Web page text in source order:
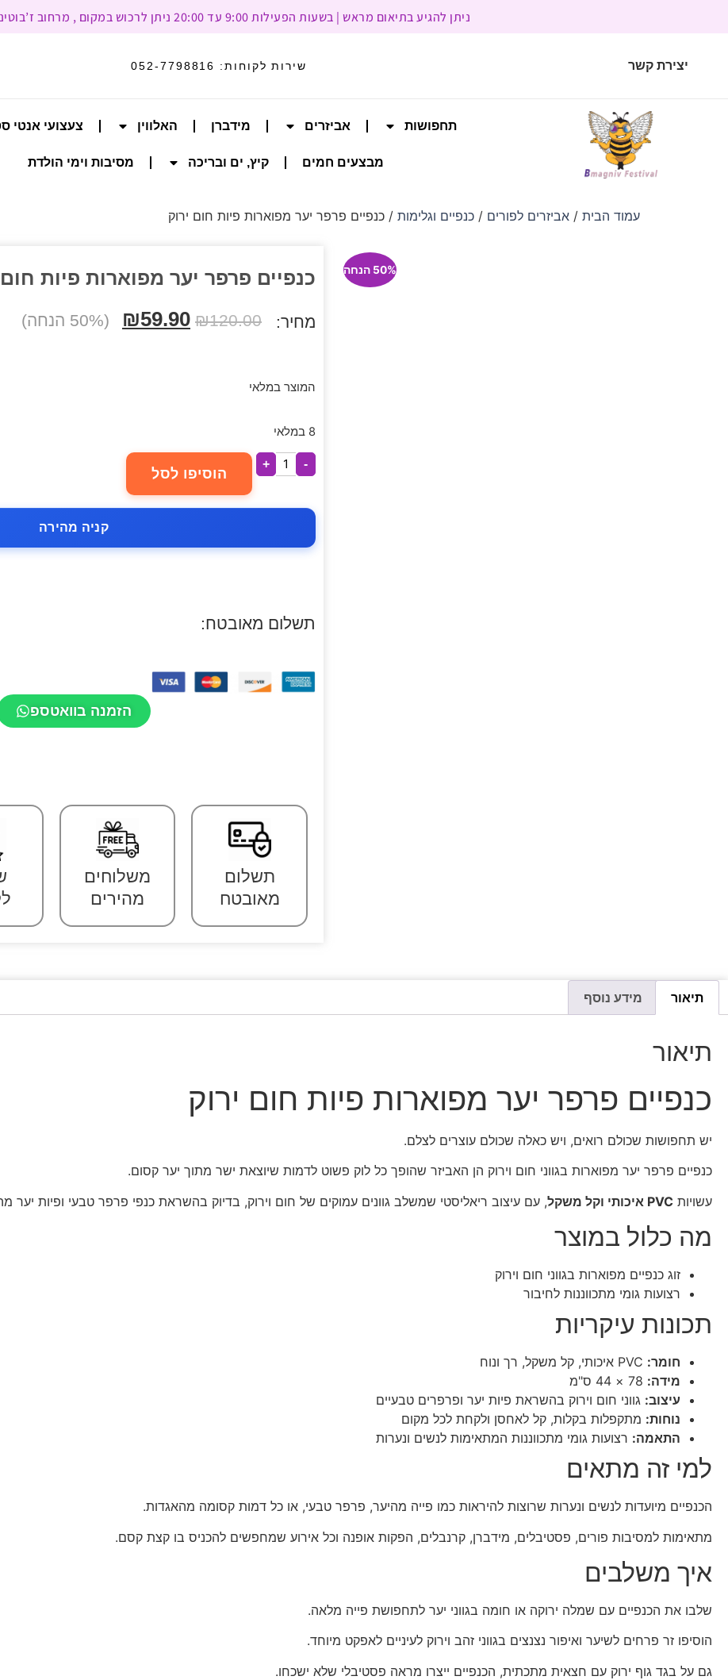
ניתן להגיע בתיאום מראש | בשעות הפעילות 9:00 עד 20:00 ניתן לרכוש במקום , מרחוב ז’בוטינסקי 93, רמת גן
יצירת קשר שירות לקוחות: 052-7798816
תחפושות אביזרים מידברן האלווין צעצועי אנטי
מבצעים חמים קיץ, ים ובריכה מסיבות וימי הולדת
עמוד הבית/ אביזרים לפורים / כנפיים וגלימות/ כנפיים פרפר יער מפוארות פיות חום ירוק
50% הנחה כנפיים פרפר יער מפוארות פיות חום
מחיר: ₪120.00
₪59.90 (50% הנחה)
המוצר במלאי
8 במלאי
-
+
הוסיפו לסל
קניה מהירה
תשלום מאובטח:
הזמנה בוואטספ
תשלום
מאובטח
משלוחים
מהירים
תיאור מידע נוסף
תיאור
כנפיים פרפר יער מפוארות פיות חום ירוק
יש תחפושות שכולם רואים, ויש כאלה שכולם עוצרים לצלם.
כנפיים פרפר יער מפוארות בגווני חום וירוק הן האביזר שהופך כל לוק פשוט לדמות שיוצאת ישר מתוך יער קסום.
עשויות PVC איכותי וקל משקל , עם עיצוב ריאליסטי שמשלב גוונים עמוקים של חום וירוק, בדיוק בהשראת כנפי פרפר טבעי ופיות יער
מה כלול במוצר
זוג כנפיים מפוארות בגווני חום וירוק
רצועות גומי מתכווננות לחיבור
תכונות עיקריות
חומר:
מידה:
עיצוב: גווני חום וירוק בהשראת פיות יער ופרפרים טבעיים
נוחות: מתקפלות בקלות, קל לאחסן ולקחת לכל מקום
התאמה: רצועות גומי מתכווננות המתאימות לנשים ונערות
למי זה מתאים
הכנפיים מיועדות לנשים ונערות שרוצות להיראות כמו פייה מהיער, פרפר טבעי, או כל דמות קסומה מהאגדות.
מתאימות למסיבות פורים, פסטיבלים, מידברן, קרנבלים, הפקות אופנה וכל אירוע שמחפשים להכניס בו קצת קסם.
איך משלבים
שלבו את הכנפיים עם שמלה ירוקה או חומה בגווני יער לתחפושת פייה מלאה.
הוסיפו זר פרחים לשיער ואיפור נצנצים בגווני זהב וירוק לעיניים לאפקט מיוחד.
גם על בגד גוף ירוק עם חצאית מתכתית, הכנפיים ייצרו מראה פסטיבלי שלא ישכחו.